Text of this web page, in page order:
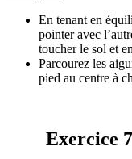
En tenant en
pointer avec
toucher le sol et
Parcourez les
pied au centre à
Exercice